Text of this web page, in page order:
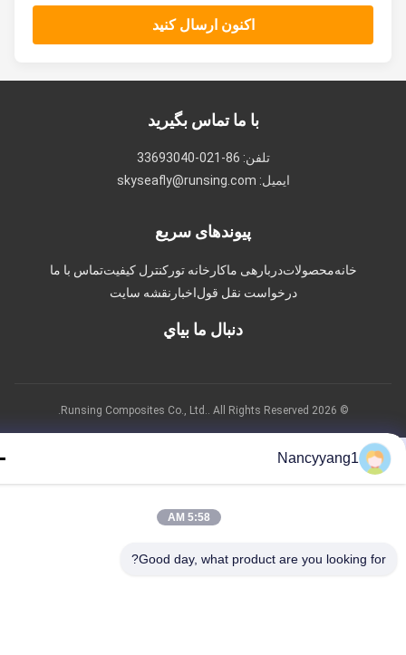
اکنون ارسال کنید
با ما تماس بگیرید
تلفن: 86-021-33693040
ایمیل: skyseafly@runsing.com
پیوندهای سریع
محصولاتدربارهی ماکارخانه تورکنترل کیفیتتماس با ما
درخواست نقل قول اخبار نقشه سایت
دنبال ما بياي
Nancyyang1
5:58 AM
Good day, what product are you looking